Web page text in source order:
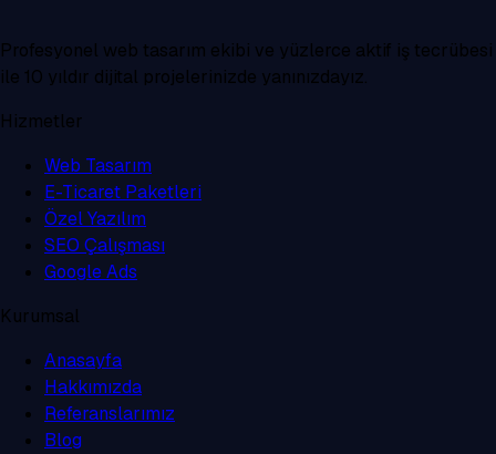
Profesyonel web tasarım ekibi ve yüzlerce aktif iş tecrübesi
ile 10 yıldır dijital projelerinizde yanınızdayız.
Hizmetler
Web Tasarım
E-Ticaret Paketleri
Özel Yazılım
SEO Çalışması
Google Ads
Kurumsal
Anasayfa
Hakkımızda
Referanslarımız
Blog